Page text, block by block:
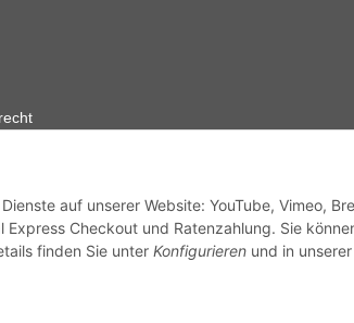
auf unserer Website: YouTube, Vimeo,
Checkout und Ratenzahlung. Sie
finden Sie unter Konfigurieren und in unserer
Artikel können beispielhaft sein und vom